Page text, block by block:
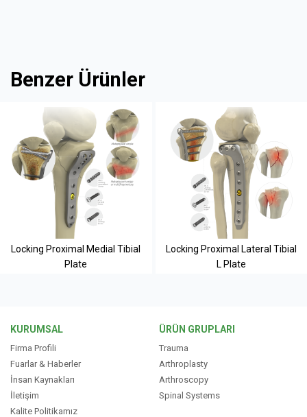
Benzer Ürünler
Locking Proximal Medial Tibial
Plate
Locking Proximal Lateral Tibial
L Plate
KURUMSAL
Firma Profili
Fuarlar & Haberler
İnsan Kaynakları
İletişim
Kalite Politikamız
ÜRÜN GRUPLARI
Trauma
Arthroplasty
Arthroscopy
Spinal Systems